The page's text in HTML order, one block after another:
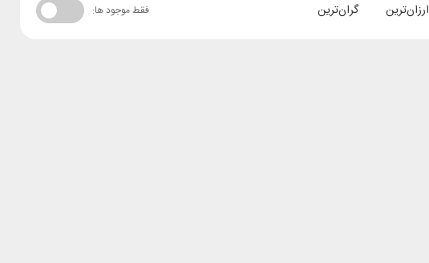
ارزان‌ترین گران‌ترین فقط موجود ها: